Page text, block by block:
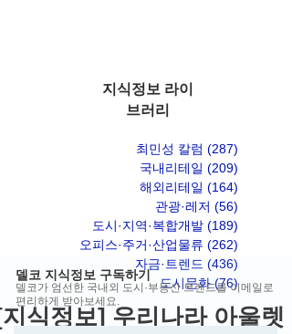
지식정보 라이
브러리
최민성 칼럼 (287)
국내리테일 (209)
해외리테일 (164)
관광·레저 (56)
도시·지역·복합개발 (189)
오피스·주거·산업물류 (262)
자금·트렌드 (436)
도시문화 (76)게시물 76
식정보] 우리나라 아울렛
델코 지식정보 구독하기
델코가 엄선한 국내외 도시·부동산 트렌드를 이메일로
편리하게 받아보세요.